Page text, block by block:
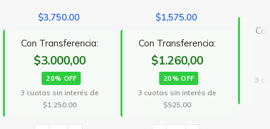
$3,750.00
Con Transferencia:
$3.000,00
20% OFF
3 cuotas sin interés de
$1.250,00
$1,575.00
Con Transferencia:
$1.260,00
20% OFF
3 cuotas sin interés de
$525,00
3